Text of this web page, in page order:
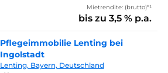
Mietrendite: (brutto)*¹
bis zu 3,5 % p.a.
Pflegeimmobilie Lenting bei
Ingolstadt
Lenting, Bayern, Deutschland